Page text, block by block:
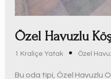
Özel Havuzlu
1 Kraliçe Yatak Özel
Bu oda tipi, Özel Havuzlu